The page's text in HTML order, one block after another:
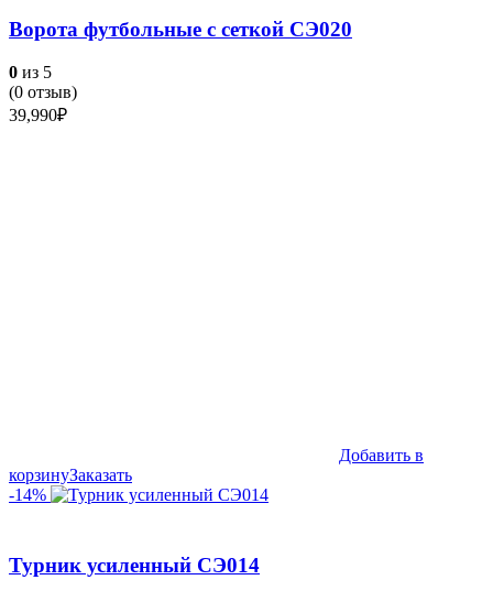
Ворота футбольные с сеткой СЭ020
0 из 5
(0 отзыв)
39,990₽
Добавить в
корзинуЗаказать
-14%
Турник усиленный СЭ014